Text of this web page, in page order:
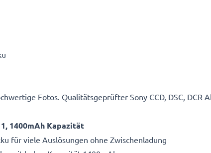
Fotos. Qualitätsgeprüfter Sony CCD, DSC, DCR
1400mAh Kapazität
für viele Auslösungen ohne Zwischenladung